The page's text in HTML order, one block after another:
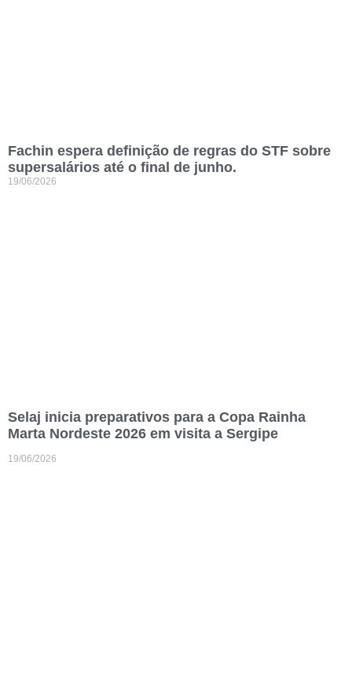
Fachin espera definição de regras do STF sobre
supersalários até o final de junho.
19/06/2026
Selaj inicia preparativos para a Copa Rainha
Marta Nordeste 2026 em visita a Sergipe
19/06/2026